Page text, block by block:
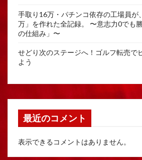
手取り16万・パチンコ依存の工場員が
万」を作れた全記録。 〜意志力0でも
の仕組み」〜
せどり次のステージへ！ゴルフ転売で
よう
最近のコメント
表示できるコメントはありません。